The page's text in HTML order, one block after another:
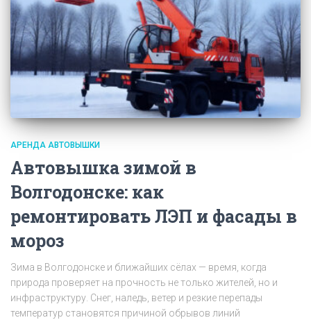
АРЕНДА АВТОВЫШКИ
Автовышка зимой в
Волгодонске: как
ремонтировать ЛЭП и фасады в
мороз
Зима в Волгодонске и ближайших сёлах — время, когда
природа проверяет на прочность не только жителей, но и
инфраструктуру. Снег, наледь, ветер и резкие перепады
температур становятся причиной обрывов линий